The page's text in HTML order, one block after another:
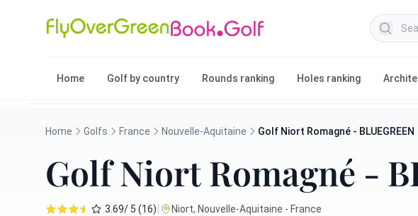
Search
Home Golf by country Rounds ranking Holes ranking
Home Golfs France Nouvelle-Aquitaine Golf Niort Romagné - BLUEGREEN
Golf Niort Romagné -
3.69/ 5 (16)| Niort, Nouvelle-Aquitaine - France